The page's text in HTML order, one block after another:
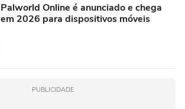
Palworld Online é anunciado e chega
em 2026 para dispositivos móveis
PUBLICIDADE